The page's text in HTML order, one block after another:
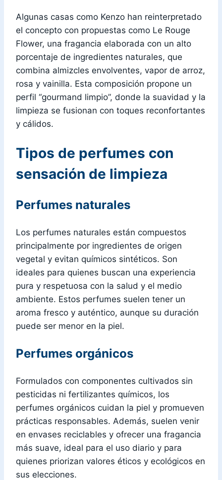
Algunas casas como Kenzo han reinterpretado
el concepto con propuestas como Le Rouge
Flower, una fragancia elaborada con un alto
porcentaje de ingredientes naturales, que
combina almizcles envolventes, vapor de arroz,
rosa y vainilla. Esta composición propone un
perfil “gourmand limpio”, donde la suavidad y la
limpieza se fusionan con toques reconfortantes
y cálidos.
Tipos de perfumes con
sensación de limpieza
Perfumes naturales
Los perfumes naturales están compuestos
principalmente por ingredientes de origen
vegetal y evitan químicos sintéticos. Son
ideales para quienes buscan una experiencia
pura y respetuosa con la salud y el medio
ambiente. Estos perfumes suelen tener un
aroma fresco y auténtico, aunque su duración
puede ser menor en la piel.
Perfumes orgánicos
Formulados con componentes cultivados sin
pesticidas ni fertilizantes químicos, los
perfumes orgánicos cuidan la piel y promueven
prácticas responsables. Además, suelen venir
en envases reciclables y ofrecer una fragancia
más suave, ideal para el uso diario y para
quienes priorizan valores éticos y ecológicos en
sus elecciones.